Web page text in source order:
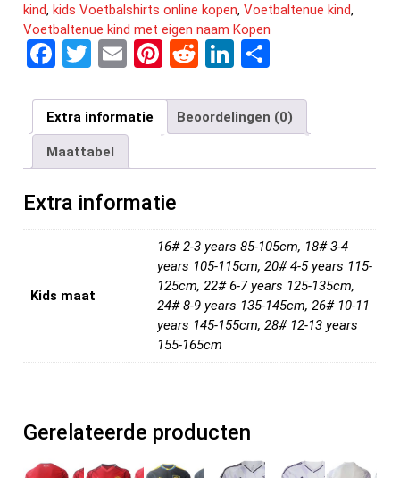
kind,kids Voetbalshirts online kopen,Voetbaltenue kind,
Voetbaltenue kind met eigen naam Kopen
F
ce
b
o
o
k
T
tt
er
E
ail
Pi
er
es
t
R
d
di
t
Li
ke
dI
n
e
n
Extra informatie Beoordelingen (0)
Maattabel
Extra informatie
Kids maat
16# 2-3 years 85-105cm, 18# 3-4
years 105-115cm, 20# 4-5 years 115-
125cm, 22# 6-7 years 125-135cm,
24# 8-9 years 135-145cm, 26# 10-11
years 145-155cm, 28# 12-13 years
155-165cm
Gerelateerde producten